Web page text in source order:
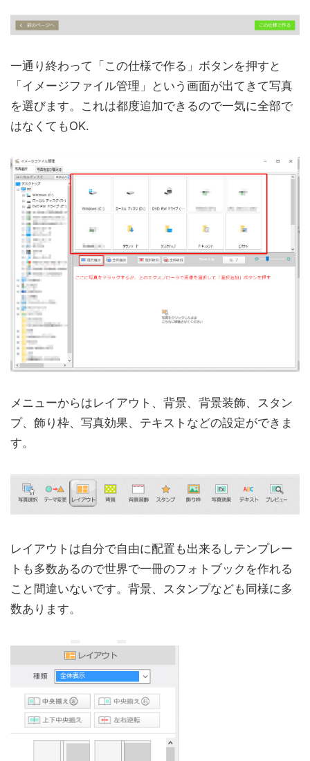
一通り終わって「この仕様で作る」ボタンを押すと
「イメージファイル管理」という画面が出てきて写真
を選びます。これは都度追加できるので一気に全部で
はなくてもOK.
メニューからはレイアウト、背景、背景装飾、スタン
プ、飾り枠、写真効果、テキストなどの設定ができま
す。
レイアウトは自分で自由に配置も出来るしテンプレー
トも多数あるので世界で一冊のフォトブックを作れる
こと間違いないです。背景、スタンプなども同様に多
数あります。